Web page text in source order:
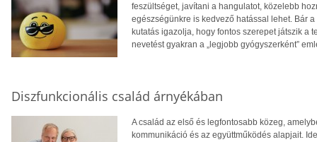
feszültséget, javítani a hangulatot, közelebb
egészségünkre is kedvező hatással lehet. Bár
kutatás igazolja, hogy fontos szerepet játszik a
nevetést gyakran a „legjobb gyógyszerként”
Diszfunkcionális család árnyékában
A család az első és legfontosabb közeg,
kommunikáció és az együttműködés alapjait.